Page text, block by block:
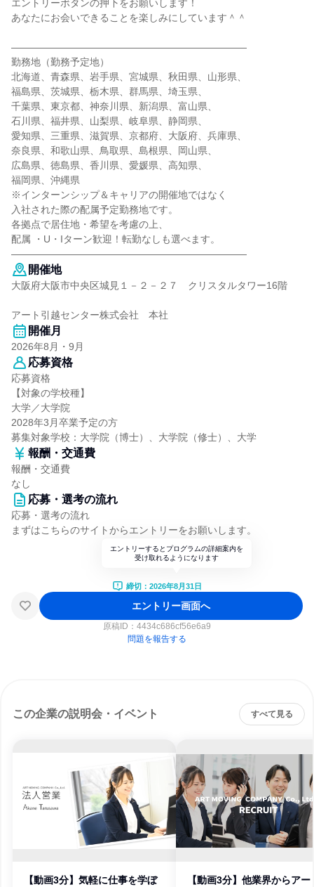
エントリーボタンの押下をお願いします！
あなたにお会いできることを楽しみにしています＾＾
――――――――――――――――――――――――
勤務地（勤務予定地）
北海道、青森県、岩手県、宮城県、秋田県、山形県、
福島県、茨城県、栃木県、群馬県、埼玉県、
千葉県、東京都、神奈川県、新潟県、富山県、
石川県、福井県、山梨県、岐阜県、静岡県、
愛知県、三重県、滋賀県、京都府、大阪府、兵庫県、
奈良県、和歌山県、鳥取県、島根県、岡山県、
広島県、徳島県、香川県、愛媛県、高知県、
福岡県、沖縄県
※インターンシップ＆キャリアの開催地ではなく
入社された際の配属予定勤務地です。
各拠点で居住地・希望を考慮の上、
配属 ・U・Iターン歓迎！転勤なしも選べます。
――――――――――――――――――――――――
開催地
大阪府大阪市中央区城見１－２－２７ クリスタルタワー16階
アート引越センター株式会社 本社
開催月
2026年8月・9月
応募資格
応募資格
【対象の学校種】
大学／大学院
2028年3月卒業予定の方
募集対象学校：大学院（博士）、大学院（修士）、大学
報酬・交通費
報酬・交通費
なし
応募・選考の流れ
応募・選考の流れ
まずはこちらのサイトからエントリーをお願いします。
エントリーするとプログラムの詳細案内を
受け取れるようになります
締切：2026年8月31日
エントリー画面へ
原稿ID： 4434c686cf56e6a9
問題を報告する
この企業の説明会・イベント すべて見る
【動画3分】気軽に仕事を学ぼ
【動画3分】他業界からアー